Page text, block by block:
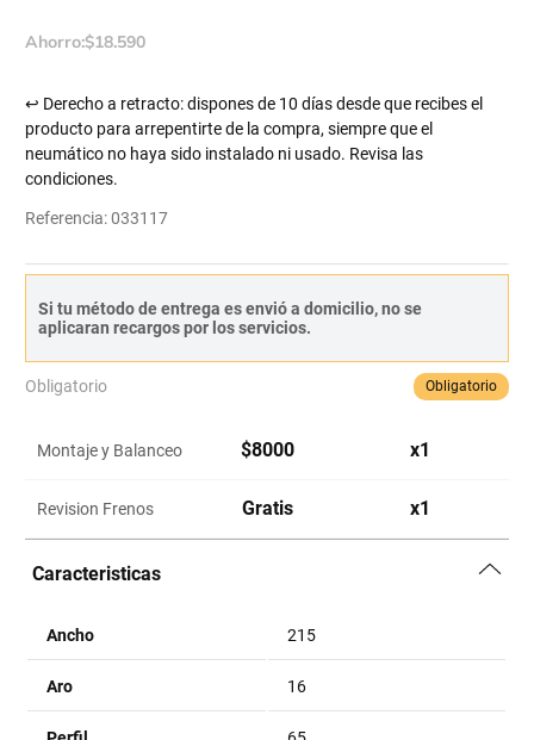
Ahorro:$18.590
↩ Derecho a retracto: dispones de 10 días desde que recibes el
producto para arrepentirte de la compra, siempre que el
neumático no haya sido instalado ni usado. Revisa las
condiciones.
Referencia:033117
Si tu método de entrega es envió a domicilio, no se
aplicaran recargos por los servicios.
Obligatorio Obligatorio
Montaje y Balanceo $8000 x1
Revision Frenos Gratis x1
Caracteristicas
Ancho 215
Aro 16